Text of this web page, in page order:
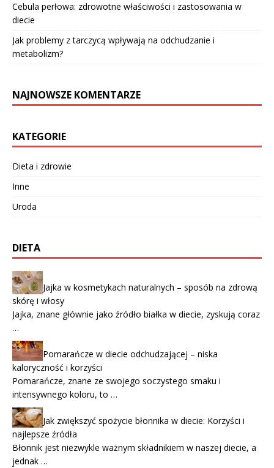
Cebula perłowa: zdrowotne właściwości i zastosowania w
diecie
Jak problemy z tarczycą wpływają na odchudzanie i
metabolizm?
NAJNOWSZE KOMENTARZE
KATEGORIE
Dieta i zdrowie
Inne
Uroda
DIETA
Jajka w kosmetykach naturalnych – sposób na zdrową
skórę i włosy
Jajka, znane głównie jako źródło białka w diecie, zyskują coraz
…
Pomarańcze w diecie odchudzającej – niska
kaloryczność i korzyści
Pomarańcze, znane ze swojego soczystego smaku i
intensywnego koloru, to …
Jak zwiększyć spożycie błonnika w diecie: Korzyści i
najlepsze źródła
Błonnik jest niezwykle ważnym składnikiem w naszej diecie, a
jednak …